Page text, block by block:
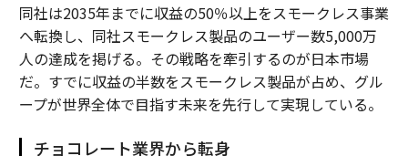
同社は2035年までに収益の50％以上をスモークレス事業
へ転換し、同社スモークレス製品のユーザー数5,000万
人の達成を掲げる。その戦略を牽引するのが日本市場
だ。すでに収益の半数をスモークレス製品が占め、グル
ープが世界全体で目指す未来を先行して実現している。
チョコレート業界から転身